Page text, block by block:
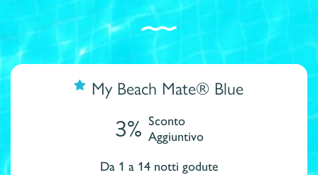
My Beach Mate® Blue
3% Sconto
Aggiuntivo
Da 1 a 14 notti godute